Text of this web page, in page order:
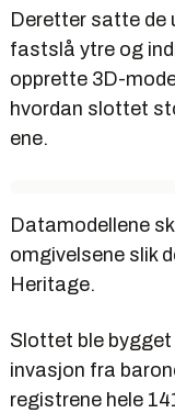
Deretter satte de
fastslå ytre og
opprette 3D-
hvordan slottet
ene.
Datamodellene
omgivelsene slik
Heritage.
Slottet ble
invasjon fra
registrene hele